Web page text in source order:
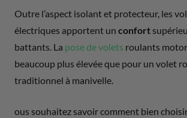
Outre l’aspect isolant et protecteur, les
électriques apportent un confort
battants. La pose de volets roulants
beaucoup plus élevée que pour un volet
traditionnel à manivelle.
ous souhaitez savoir comment bien